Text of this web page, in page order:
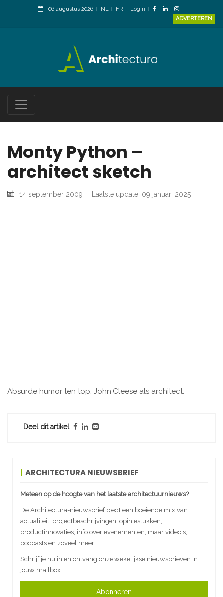
06 augustus 2026 NL FR
Login
ADVERTEREN
Monty Python –
architect sketch
14 september 2009 Laatste update: 09 januari 2025
Absurde humor ten top. John Cleese als architect.
Deel dit artikel
ARCHITECTURA NIEUWSBRIEF
Meteen op de hoogte van het laatste architectuurnieuws?
De Architectura-nieuwsbrief biedt een boeiende mix van
actualiteit, projectbeschrijvingen, opiniestukken,
productinnovaties, info over evenementen, maar video's,
podcasts en zoveel meer.
Schrijf je nu in en ontvang onze wekelijkse nieuwsbrieven in
jouw mailbox.
Abonneren